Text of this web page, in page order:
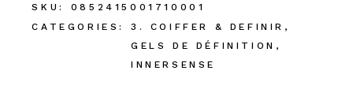
SKU:
0852415001710001
CATEGORIES:
3. COIFFER & DEFINIR ,
GELS DE DÉFINITION ,
INNERSENSE